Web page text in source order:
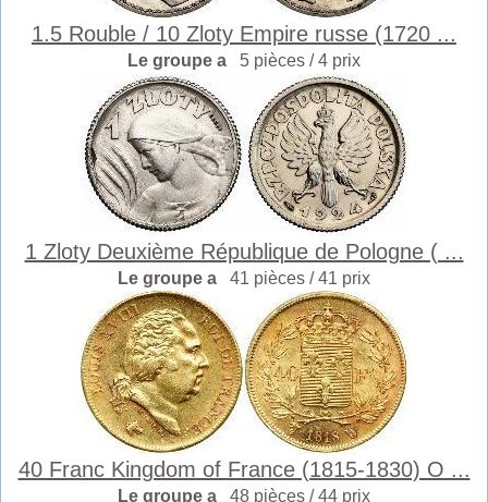
1.5 Rouble / 10 Zloty Empire russe (1720 ...
Le groupe a 5 pièces / 4 prix
1 Zloty Deuxième République de Pologne ( ...
Le groupe a 41 pièces / 41 prix
40 Franc Kingdom of France (1815-1830) O ...
Le groupe a 48 pièces / 44 prix